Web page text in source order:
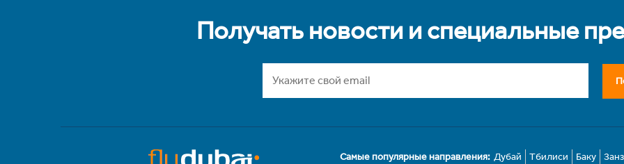
Получать новости и специальные
Самые популярные направления: Дубай Тбилиси Баку